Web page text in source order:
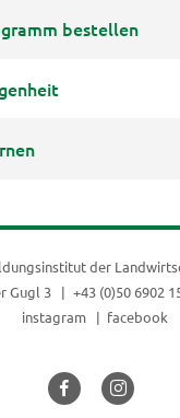
bestellen
der
Gugl 3 +43 (0)50 6902
instagram
facebook